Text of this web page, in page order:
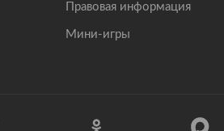
Правовая информация
Мини-игры